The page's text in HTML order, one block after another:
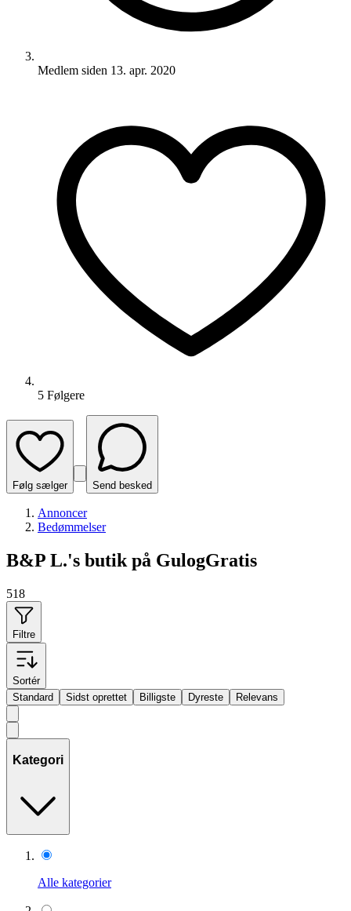
Medlem siden 13. apr. 2020
5 Følgere
Følg sælger Send besked
Annoncer
Bedømmelser
B&P L.'s butik på GulogGratis
518
Filtre
Sortér
Standard
Sidst oprettet Billigste Dyreste Relevans
Kategori
Alle kategorier